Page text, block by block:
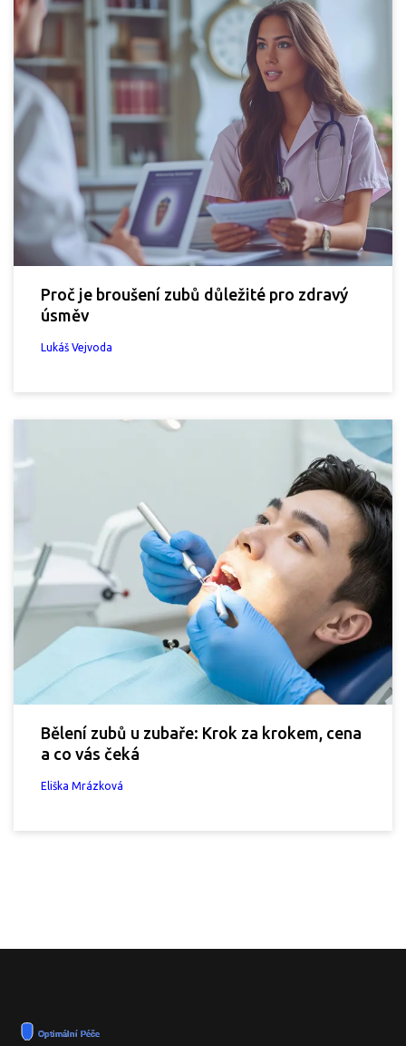
Proč je broušení zubů důležité pro zdravý
úsměv
Lukáš Vejvoda
Bělení zubů u zubaře: Krok za krokem, cena
a co vás čeká
Eliška Mrázková